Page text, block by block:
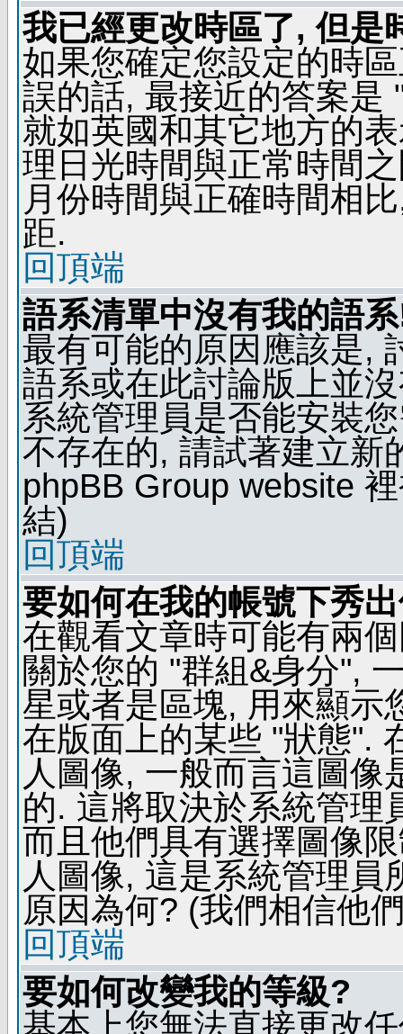
我已經更改時區了, 但是
如果您確定您設定的時
誤的話, 最接近的答案是
就如英國和其它地方的
理日光時間與正常時間
月份時間與正確時間相
距.
回頂端
語系清單中沒有我的語
最有可能的原因應該是,
語系或在此討論版上並
系統管理員是否能安裝
不存在的, 請試著建立新
phpBB Group website
結)
回頂端
要如何在我的帳號下秀
在觀看文章時可能有兩
關於您的 "群組&身分",
星或者是區塊, 用來顯示
在版面上的某些 "狀態".
人圖像, 一般而言這圖像
的. 這將取決於系統管理
而且他們具有選擇圖像
人圖像, 這是系統管理
原因為何? (我們相信他
回頂端
要如何改變我的等級?
基本上您無法直接更改